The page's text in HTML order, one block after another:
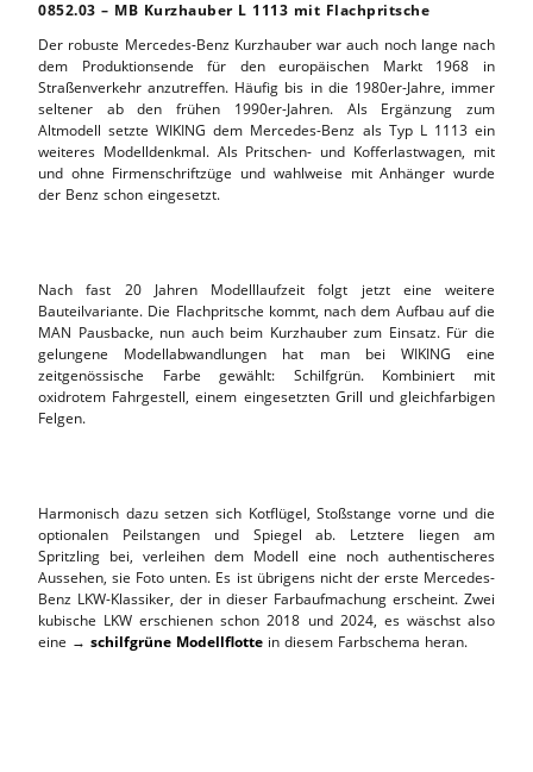
0852.03 – MB Kurzhauber L 1113 mit Flachpritsche
Der robuste Mercedes-Benz Kurzhauber war auch noch lange nach
dem Produktionsende für den europäischen Markt 1968 in
Straßenverkehr anzutreffen. Häufig bis in die 1980er-Jahre, immer
seltener ab den frühen 1990er-Jahren. Als Ergänzung zum
Altmodell setzte WIKING dem Mercedes-Benz als Typ L 1113 ein
weiteres Modelldenkmal. Als Pritschen- und Kofferlastwagen, mit
und ohne Firmenschriftzüge und wahlweise mit Anhänger wurde
der Benz schon eingesetzt.
Nach fast 20 Jahren Modelllaufzeit folgt jetzt eine weitere
Bauteilvariante. Die Flachpritsche kommt, nach dem Aufbau auf die
MAN Pausbacke, nun auch beim Kurzhauber zum Einsatz. Für die
gelungene Modellabwandlungen hat man bei WIKING eine
zeitgenössische Farbe gewählt: Schilfgrün. Kombiniert mit
oxidrotem Fahrgestell, einem eingesetzten Grill und gleichfarbigen
Felgen.
Harmonisch dazu setzen sich Kotflügel, Stoßstange vorne und die
optionalen Peilstangen und Spiegel ab. Letztere liegen am
Spritzling bei, verleihen dem Modell eine noch authentischeres
Aussehen, sie Foto unten. Es ist übrigens nicht der erste Mercedes-
Benz LKW-Klassiker, der in dieser Farbaufmachung erscheint. Zwei
kubische LKW erschienen schon 2018 und 2024, es wäschst also
eine → schilfgrüne Modellflotte in diesem Farbschema heran.